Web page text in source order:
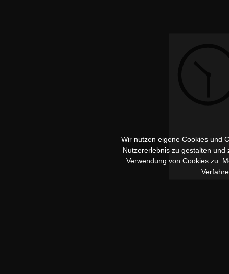
Wir nutzen eigene Cookies und
Nutzererlebnis zu gestalten
Verwendung von Cookies zu.